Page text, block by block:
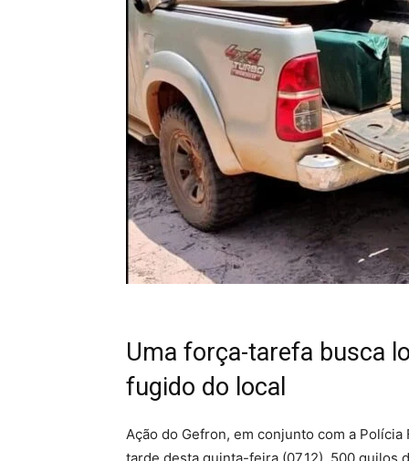
Uma força-tarefa busca
fugido do local
Ação do Gefron, em conjunto com a